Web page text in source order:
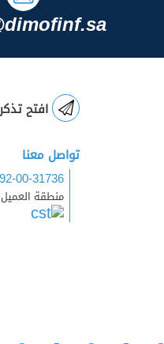
افتح
تواصل معنا
00-31736
منطقة العميل